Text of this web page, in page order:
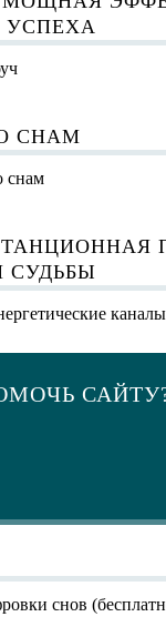
УСПЕХА
СНАМ
снам
СУДЬБЫ
каналы
снов